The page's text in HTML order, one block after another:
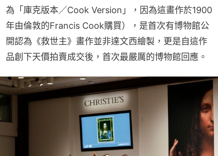
為「庫克版本／Cook Version」，因為這畫作於1900
年由倫敦的Francis Cook購買），是首次有博物館公
開認為《救世主》畫作並非達文西繪製，更是自這作
品創下天價拍賣成交後，首次最嚴厲的博物館回應。